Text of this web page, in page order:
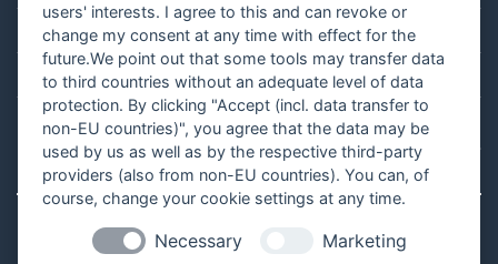
Blog
Vertrag widerrufen
¹Gilt für Lieferungen nach Deutschland. Lieferzeiten für andere Länder
und Informationen zur Berechnung des Liefertermins findest du
users' interests. I agree to this and can revoke or
change my consent at any time with effect for the
future.We point out that some tools may transfer data
to third countries without an adequate level of data
protection. By clicking "Accept (incl. data transfer to
non-EU countries)", you agree that the data may be
used by us as well as by the respective third-party
providers (also from non-EU countries). You can, of
course, change your cookie settings at any time.
Necessary Marketing